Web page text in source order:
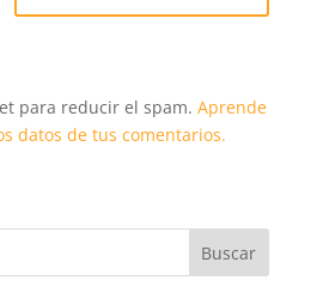
para reducir el spam. Aprende
datos de tus comentarios.